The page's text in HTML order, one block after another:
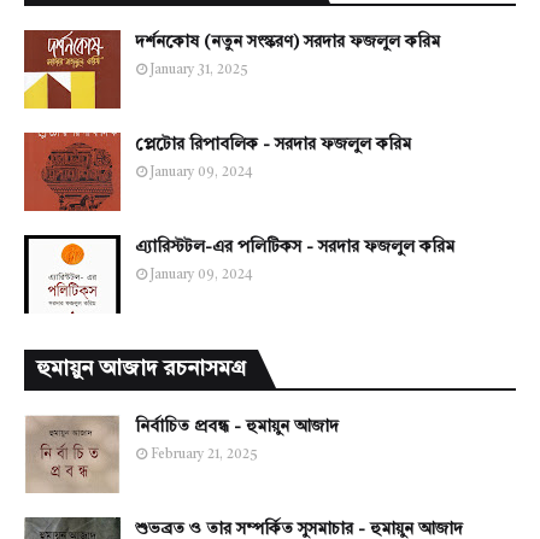
দর্শনকোষ (নতুন সংস্করণ) সরদার ফজলুল করিম
January 31, 2025
প্লেটোর রিপাবলিক - সরদার ফজলুল করিম
January 09, 2024
এ্যারিস্টটল-এর পলিটিকস - সরদার ফজলুল করিম
January 09, 2024
হুমায়ুন আজাদ রচনাসমগ্র
নির্বাচিত প্রবন্ধ - হুমায়ুন আজাদ
February 21, 2025
শুভব্রত ও তার সম্পর্কিত সুসমাচার - হুমায়ুন আজাদ